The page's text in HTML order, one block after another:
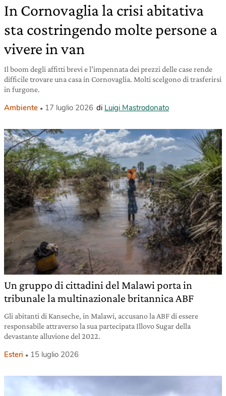
In Cornovaglia la crisi abitativa
sta costringendo molte persone a
vivere in van
Il boom degli affitti brevi e l’impennata dei prezzi delle case rende
difficile trovare una casa in Cornovaglia. Molti scelgono di trasferirsi
in furgone.
Ambiente 17 luglio 2026 di Luigi Mastrodonato
Un gruppo di cittadini del Malawi porta in
tribunale la multinazionale britannica ABF
Gli abitanti di Kanseche, in Malawi, accusano la ABF di essere
responsabile attraverso la sua partecipata Illovo Sugar della
devastante alluvione del 2022.
Esteri 15 luglio 2026